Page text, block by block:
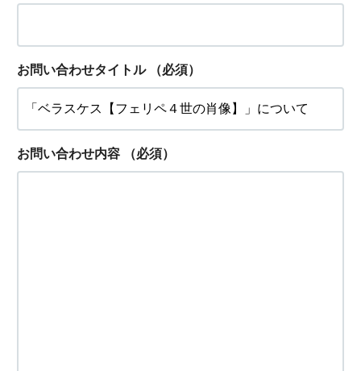
お問い合わせタイトル （必須）
お問い合わせ内容 （必須）